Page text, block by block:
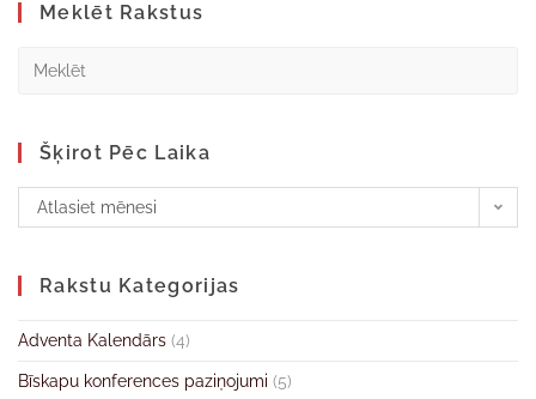
Meklēt Rakstus
Šķirot Pēc Laika
Atlasiet mēnesi
Rakstu Kategorijas
Adventa Kalendārs (4)
Bīskapu konferences paziņojumi (5)